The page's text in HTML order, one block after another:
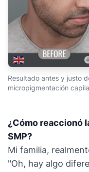
Resultado antes y justo
micropigmentación
¿Cómo reaccionó
SMP?
Mi familia,
"Oh, hay algo